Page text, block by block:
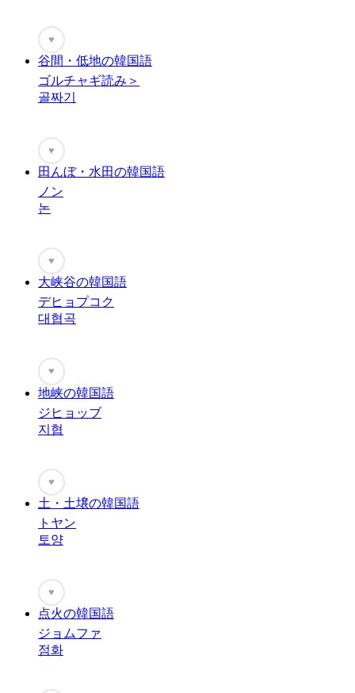
♥
谷間・低地の韓国語
ゴルチャギ読み＞
골짜기
♥
田んぼ・水田の韓国語
ノン
논
♥
大峡谷の韓国語
デヒョプコク
대협곡
♥
地峡の韓国語
ジヒョッブ
지협
♥
土・土壌の韓国語
トヤン
토양
♥
点火の韓国語
ジョムファ
점화